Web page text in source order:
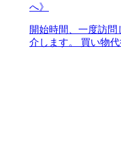
へ》
開始時間、一度訪
介します。 買い物